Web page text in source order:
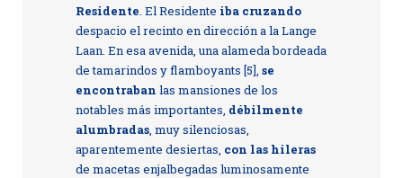
Residente. El Residente iba cruzando
despacio el recinto en dirección a la Lange
Laan. En esa avenida, una alameda bordeada
de tamarindos y flamboyants [5], se
encontraban las mansiones de los
notables más importantes, débilmente
alumbradas, muy silenciosas,
aparentemente desiertas, con las hileras
de macetas enjalbegadas luminosamente